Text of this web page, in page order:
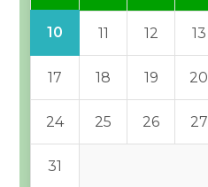
10 11 12 13
17 18 19 20
24 25 26 27
31